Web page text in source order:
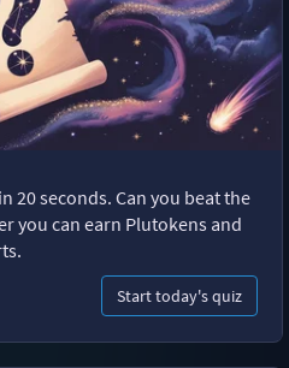
20 seconds. Can you beat the
you can earn Plutokens and
Start today's quiz